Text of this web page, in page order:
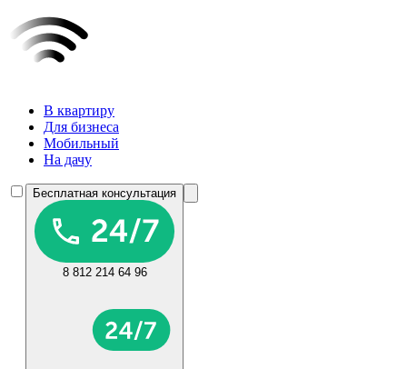
В квартиру
Для бизнеса
Мобильный
На дачу
Бесплатная консультация
8 812 214 64 96